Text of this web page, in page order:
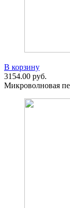
В корзину
3154.00 руб.
Микроволновая